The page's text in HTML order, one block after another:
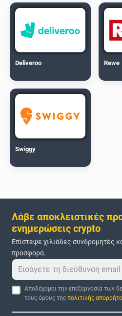
Deliveroo Rewe
Swiggy
Λάβε αποκλειστικές
ενημερώσεις crypto
Επίστεψε χιλιάδες συνδρομητές
προσφορά.
Αποδέχομαι την επεξεργασία των
τους όρους τηςπολιτικής